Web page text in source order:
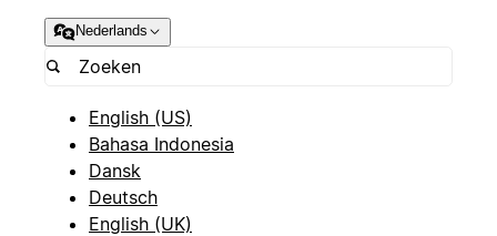
Nederlands
English (US)
Bahasa Indonesia
Dansk
Deutsch
English (UK)